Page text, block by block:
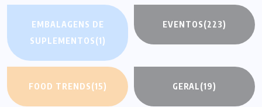
EMBALAGENS DE
SUPLEMENTOS(1)
EVENTOS(223)
FOOD TRENDS(15) GERAL(19)